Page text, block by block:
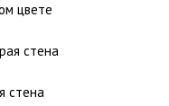
цвете
стена